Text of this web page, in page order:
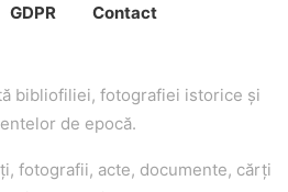
GDPR Contact
bibliofiliei, fotografiei istorice şi
de epocă.
fotografii, acte, documente, cărţi